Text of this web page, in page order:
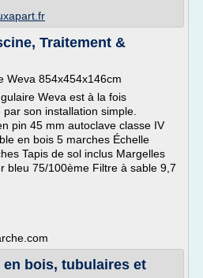
Traitement &
Weva 854x454x146cm
Weva est à la fois
son installation simple.
pin 45 mm autoclave classe IV
en bois 5 marches Échelle
Tapis de sol inclus Margelles
bleu 75/100ème Filtre à sable 9,7
bois, tubulaires et